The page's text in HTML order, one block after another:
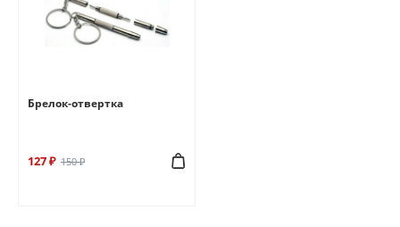
Брелок-отвертка
127 ₽ 150 ₽